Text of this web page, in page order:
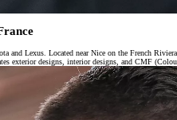
and Lexus. Located near Nice on the French
exterior designs, interior designs, and CMF